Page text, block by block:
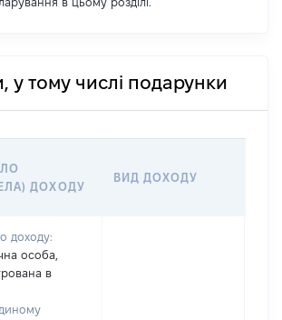
у тому числі подарунки
ДОХОДУ
ВИД ДОХОДУ
доходу:
особа,
в